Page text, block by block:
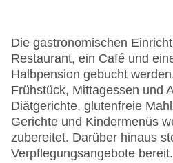
Minimarkt
Anzahl der
Anzahl der Aufzüge: 1
Zimmerservice
Sonnenterrasse
Gesamtanzahl der
Pools:Kinderbecken,
Pool, Outdoor Pool,
Die gastronomischen
Restaurant, ein Café und
Halbpension gebucht
Frühstück, Mittagessen und
Diätgerichte, glutenfreie
Gerichte und Kindermenüs
zubereitet. Darüber hinaus
Verpflegungsangebote bereit.